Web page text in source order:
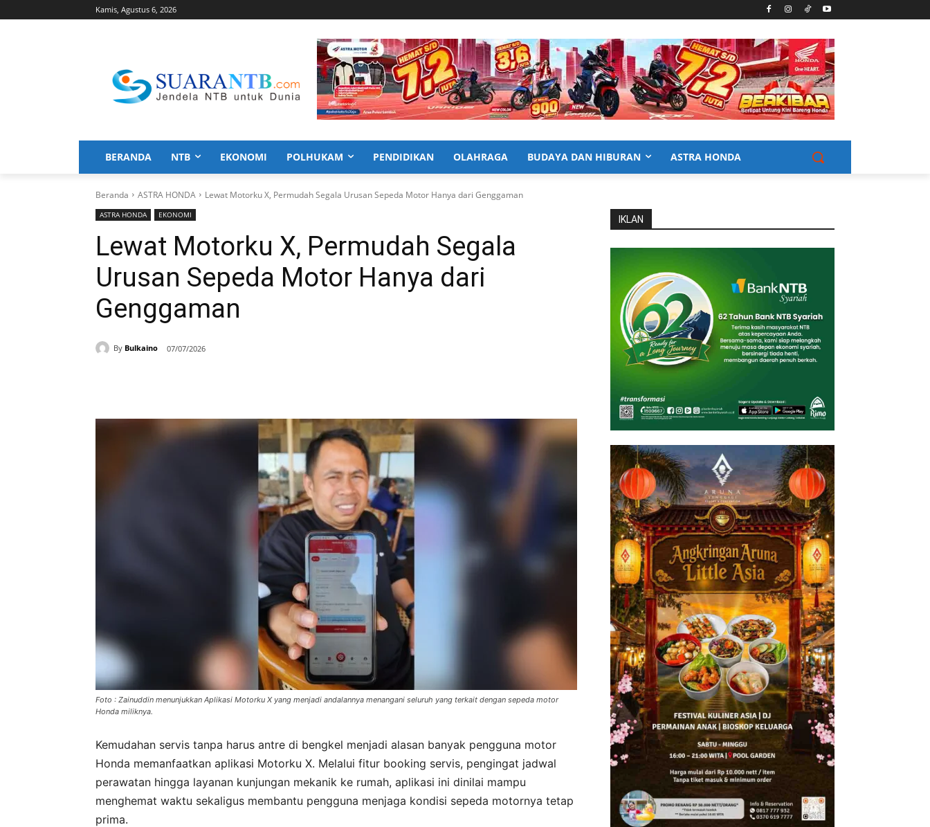
Kamis, Agustus 6, 2026
BERANDA NTB EKONOMI POLHUKAM PENDIDIKAN OLAHRAGA BUDAYA DAN HIBURAN ASTRA HONDA
Beranda ASTRA HONDA Lewat Motorku X, Permudah Segala Urusan Sepeda Motor Hanya dari Genggaman
ASTRA HONDA EKONOMI
Lewat Motorku X, Permudah Segala
Urusan Sepeda Motor Hanya dari
Genggaman
By Bulkaino 07/07/2026
Foto : Zainuddin menunjukkan Aplikasi Motorku X yang menjadi andalannya menangani seluruh yang terkait dengan sepeda motor
Honda miliknya.
Kemudahan servis tanpa harus antre di bengkel menjadi alasan banyak pengguna motor
Honda memanfaatkan aplikasi Motorku X. Melalui fitur booking servis, pengingat jadwal
perawatan hingga layanan kunjungan mekanik ke rumah, aplikasi ini dinilai mampu
menghemat waktu sekaligus membantu pengguna menjaga kondisi sepeda motornya tetap
prima.
IKLAN